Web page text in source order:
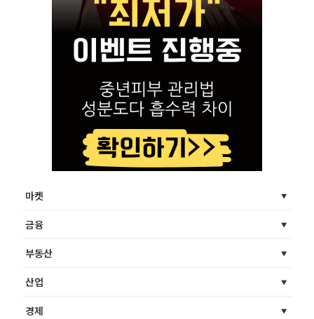
마켓
금융
부동산
산업
경제